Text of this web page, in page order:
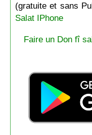
(gratuite et sans
Salat IPhone
Faire un Don fî